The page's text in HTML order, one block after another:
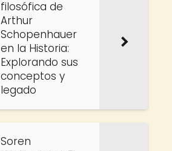
filosófica de
Arthur
Schopenhauer
en la Historia:
Explorando sus
conceptos y
legado
Soren